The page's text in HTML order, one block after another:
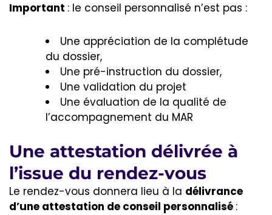
Important : le conseil personnalisé n’est pas :
Une appréciation de la complétude
du dossier,
Une pré-instruction du dossier,
Une validation du projet
Une évaluation de la qualité de
l’accompagnement du MAR
Une attestation délivrée à
l’issue du rendez-vous
Le rendez-vous donnera lieu à la délivrance
d’une attestation de conseil personnalisé :